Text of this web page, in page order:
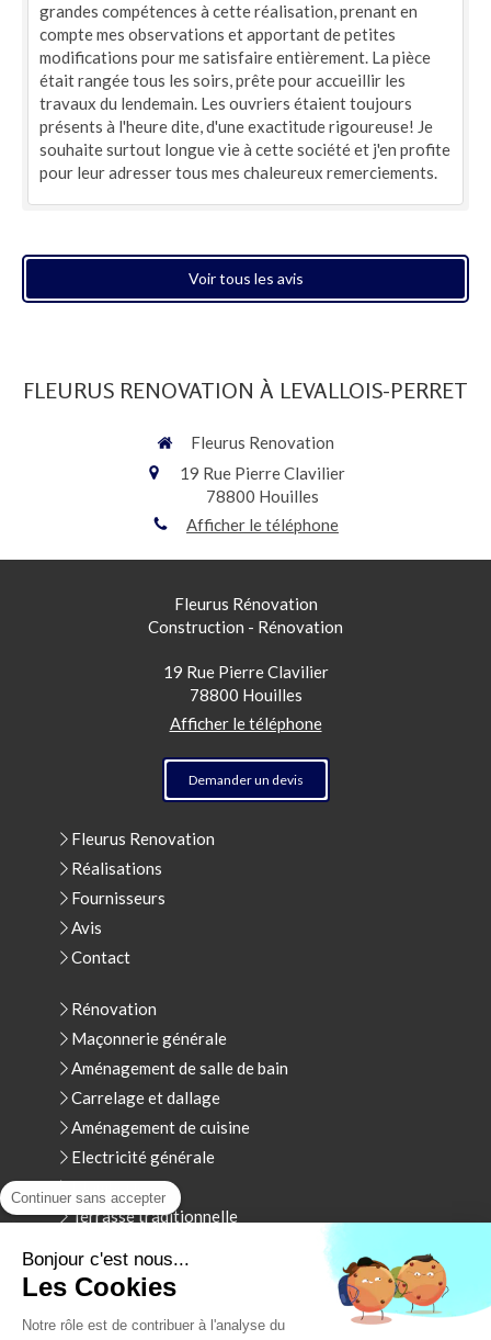
grandes compétences à cette réalisation, prenant en
compte mes observations et apportant de petites
modifications pour me satisfaire entièrement. La pièce
était rangée tous les soirs, prête pour accueillir les
travaux du lendemain. Les ouvriers étaient toujours
présents à l'heure dite, d'une exactitude rigoureuse! Je
souhaite surtout longue vie à cette société et j'en profite
pour leur adresser tous mes chaleureux remerciements.
Voir tous les avis
FLEURUS RENOVATION À LEVALLOIS-PERRET
Fleurus Renovation
19 Rue Pierre Clavilier
78800 Houilles
Afficher le téléphone
Fleurus Rénovation
Construction - Rénovation
19 Rue Pierre Clavilier
78800 Houilles
Afficher le téléphone
Demander un devis
Fleurus Renovation
Réalisations
Fournisseurs
Avis
Contact
Rénovation
Maçonnerie générale
Aménagement de salle de bain
Carrelage et dallage
Aménagement de cuisine
Electricité générale
Plomberie
Terrasse traditionnelle
Menuiserie Extérieure - Volet Roulant
Yvelines 78 ,Hauts de Seine 92, Paris 75 , Val d'oise
95 .
Continuer sans accepter
Bonjour c'est nous...
Les Cookies
Notre rôle est de contribuer à l'analyse du